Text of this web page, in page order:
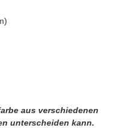
aus verschiedenen
unterscheiden kann.